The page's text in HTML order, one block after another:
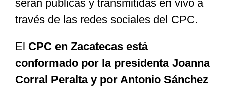
serán públicas y transmitidas en vivo a
través de las redes sociales del CPC.
El CPC en Zacatecas está
conformado por la presidenta Joanna
Corral Peralta y por Antonio Sánchez